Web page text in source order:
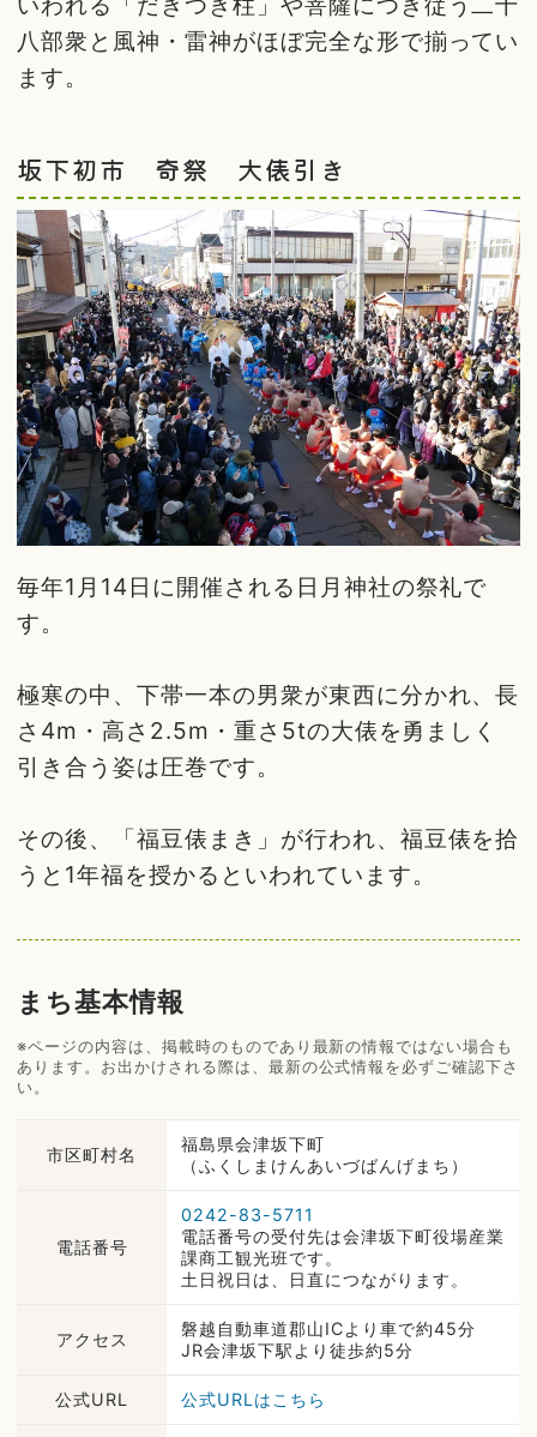
八部衆と風神・雷神がほぼ完全な形で揃ってい
ます。
坂下初市 奇祭 大俵引き
毎年1月14日に開催される日月神社の祭礼で
す。
極寒の中、下帯一本の男衆が東西に分かれ、長
さ4m・高さ2.5m・重さ5tの大俵を勇ましく
引き合う姿は圧巻です。
その後、「福豆俵まき」が行われ、福豆俵を拾
うと1年福を授かるといわれています。
まち基本情報
※ページの内容は、掲載時のものであり最新の情報ではない場合も
あります。お出かけされる際は、最新の公式情報を必ずご確認下さ
い。
市区町村名
福島県会津坂下町
（ふくしまけんあいづばんげまち）
電話番号
0242-83-5711
電話番号の受付先は会津坂下町役場産業
課商工観光班です。
土日祝日は、日直につながります。
アクセス
磐越自動車道郡山ICより車で約45分
JR会津坂下駅より徒歩約5分
公式URL 公式URLはこちら